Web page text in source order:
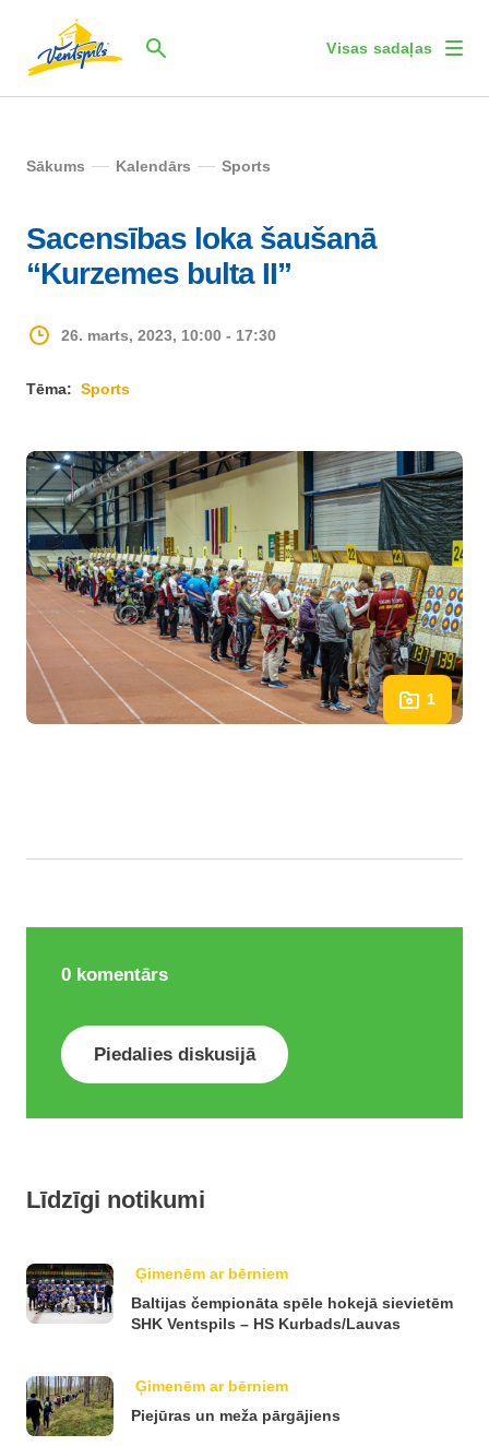
Visas sadaļas
Sākums Kalendārs Sports
Sacensības loka šaušanā
“Kurzemes bulta II”
26. marts, 2023, 10:00 - 17:30
Tēma: Sports
1
0 komentārs
Piedalies diskusijā
Līdzīgi notikumi
Ģimenēm ar bērniem
Baltijas čempionāta spēle hokejā sievietēm
SHK Ventspils – HS Kurbads/Lauvas
Ģimenēm ar bērniem
Piejūras un meža pārgājiens